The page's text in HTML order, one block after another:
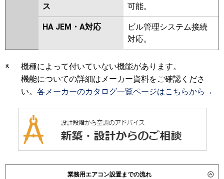
ス
可能。
HA JEM・A対応
ビル管理システム接続
対応。
※
機種によって付いていない機能があります。
機能についての詳細はメーカー資料をご確認くださ
い。 各メーカーのカタログ一覧ページはこちらから→
業務用エアコン設置までの流れ